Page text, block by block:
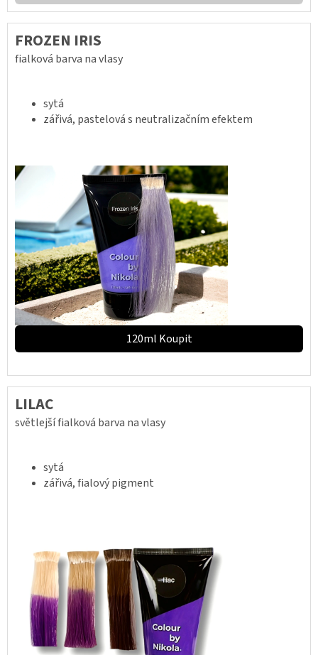
FROZEN IRIS
fialková barva na vlasy
sytá
zářivá, pastelová s neutralizačním efektem
120ml Koupit
LILAC
světlejší fialková barva na vlasy
sytá
zářivá, fialový pigment